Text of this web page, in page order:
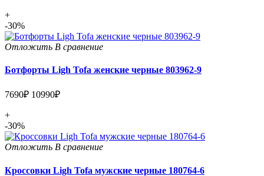
+
-30%
Отложить В сравнение
Ботфорты Ligh Tofa женские черные 803962-9
7690₽ 10990₽
+
-30%
Отложить В сравнение
Кроссовки Ligh Tofa мужские черные 180764-6